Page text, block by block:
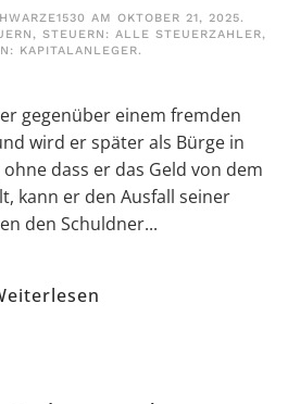
AM OKTOBER 21, 2025.
, STEUERN: ALLE STEUERZAHLER,
KAPITALANLEGER.
gegenüber einem fremden
wird er später als Bürge in
dass er das Geld von dem
kann er den Ausfall seiner
den Schuldner...